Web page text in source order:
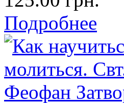
Подробнее